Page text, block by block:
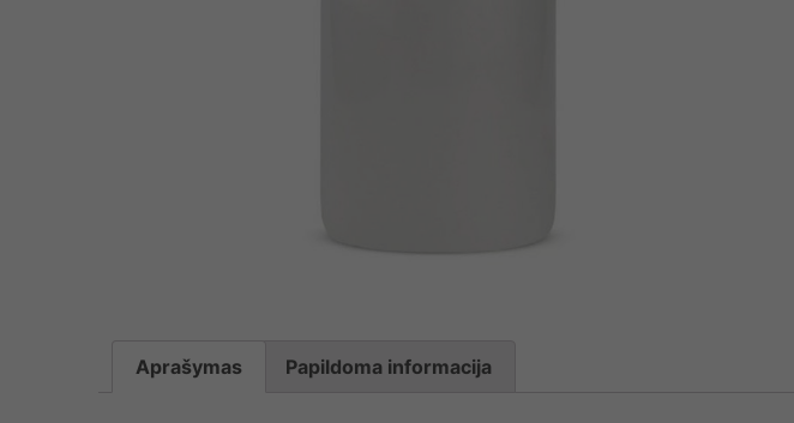
Aprašymas Papildoma informacija